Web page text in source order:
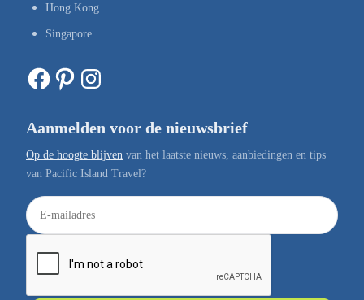
Hong Kong
Singapore
Facebook Pinterest Instagram
Aanmelden voor de nieuwsbrief
Op de hoogte blijven van het laatste nieuws, aanbiedingen en tips
van Pacific Island Travel?
E
-